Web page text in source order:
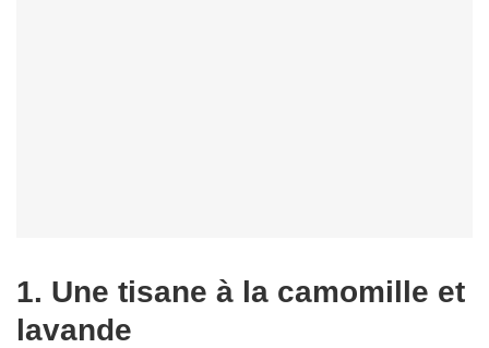
1. Une tisane à la camomille et
lavande